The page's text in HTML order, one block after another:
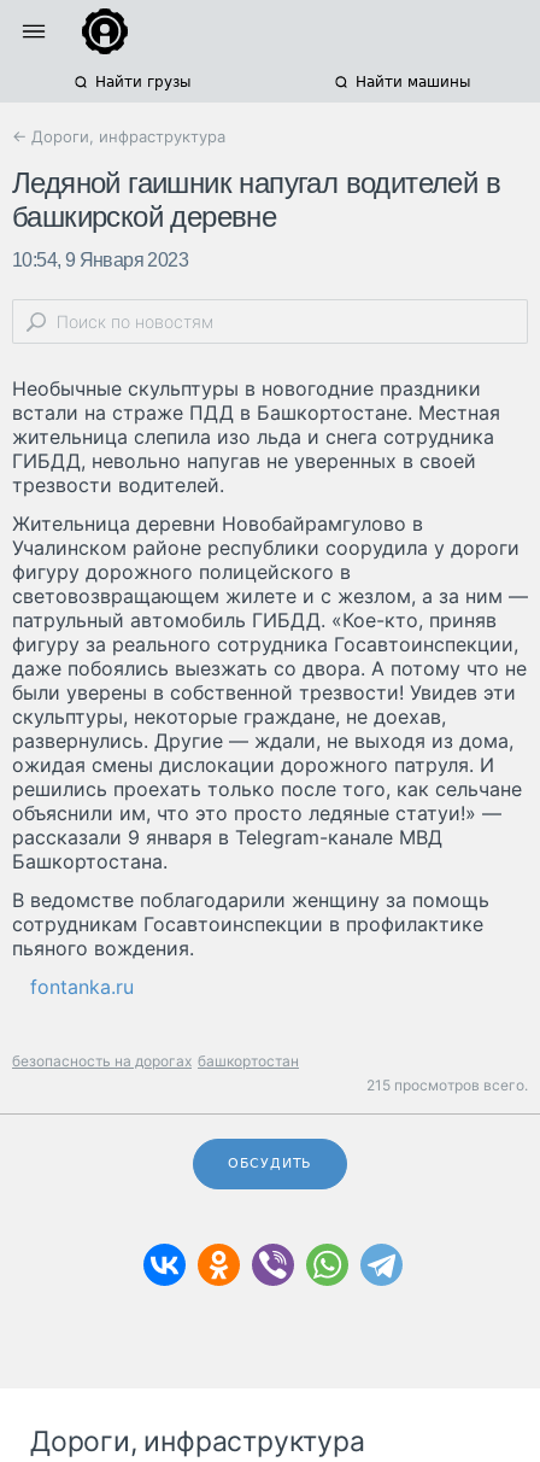
Найти грузы Найти машины
← Дороги, инфраструктура
Ледяной гаишник напугал водителей в
башкирской деревне
10:54, 9 Января 2023
Необычные скульптуры в новогодние праздники
встали на страже ПДД в Башкортостане. Местная
жительница слепила изо льда и снега сотрудника
ГИБДД, невольно напугав не уверенных в своей
трезвости водителей.
Жительница деревни Новобайрамгулово в
Учалинском районе республики соорудила у дороги
фигуру дорожного полицейского в
световозвращающем жилете и с жезлом, а за ним —
патрульный автомобиль ГИБДД. «Кое-кто, приняв
фигуру за реального сотрудника Госавтоинспекции,
даже побоялись выезжать со двора. А потому что не
были уверены в собственной трезвости! Увидев эти
скульптуры, некоторые граждане, не доехав,
развернулись. Другие — ждали, не выходя из дома,
ожидая смены дислокации дорожного патруля. И
решились проехать только после того, как сельчане
объяснили им, что это просто ледяные статуи!» —
рассказали 9 января в Telegram-канале МВД
Башкортостана.
В ведомстве поблагодарили женщину за помощь
сотрудникам Госавтоинспекции в профилактике
пьяного вождения.
fontanka.ru
безопасность на дорогах башкортостан
215 просмотров всего.
ОБСУДИТЬ
Дороги, инфраструктура